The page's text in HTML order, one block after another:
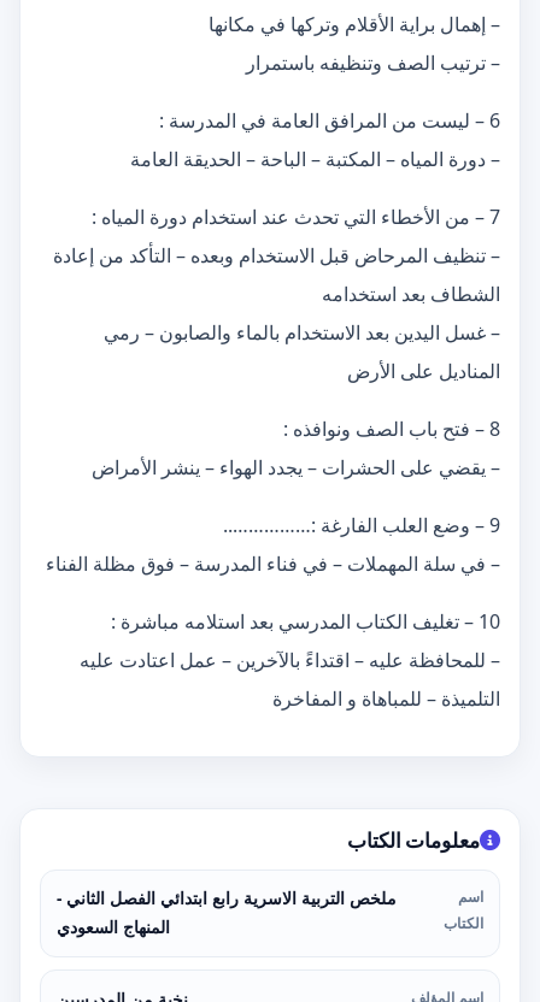
– إهمال براية الأقلام وتركها في مكانها
– ترتيب الصف وتنظيفه باستمرار
6 – ليست من المرافق العامة في المدرسة :
– دورة المياه – المكتبة – الباحة – الحديقة العامة
7 – من الأخطاء التي تحدث عند استخدام دورة المياه :
– تنظيف المرحاض قبل الاستخدام وبعده – التأكد من إعادة
الشطاف بعد استخدامه
– غسل اليدين بعد الاستخدام بالماء والصابون – رمي
المناديل على الأرض
8 – فتح باب الصف ونوافذه :
– يقضي على الحشرات – يجدد الهواء – ينشر الأمراض
9 – وضع العلب الفارغة :……………..
– في سلة المهملات – في فناء المدرسة – فوق مظلة الفناء
10 – تغليف الكتاب المدرسي بعد استلامه مباشرة :
– للمحافظة عليه – اقتداءً بالآخرين – عمل اعتادت عليه
التلميذة – للمباهاة و المفاخرة
معلومات الكتاب
اسم
الكتاب
ملخص التربية الاسرية رابع ابتدائي الفصل الثاني -
المنهاج السعودي
اسم المؤلف